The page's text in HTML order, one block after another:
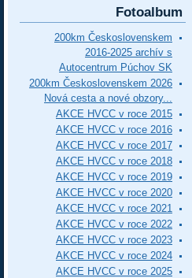
Fotoalbum
200km Československem
2016-2025 archív s
Autocentrum Púchov SK
200km Československem 2026
Nová cesta a nové obzory...
AKCE HVCC v roce 2015
AKCE HVCC v roce 2016
AKCE HVCC v roce 2017
AKCE HVCC v roce 2018
AKCE HVCC v roce 2019
AKCE HVCC v roce 2020
AKCE HVCC v roce 2021
AKCE HVCC v roce 2022
AKCE HVCC v roce 2023
AKCE HVCC v roce 2024
AKCE HVCC v roce 2025